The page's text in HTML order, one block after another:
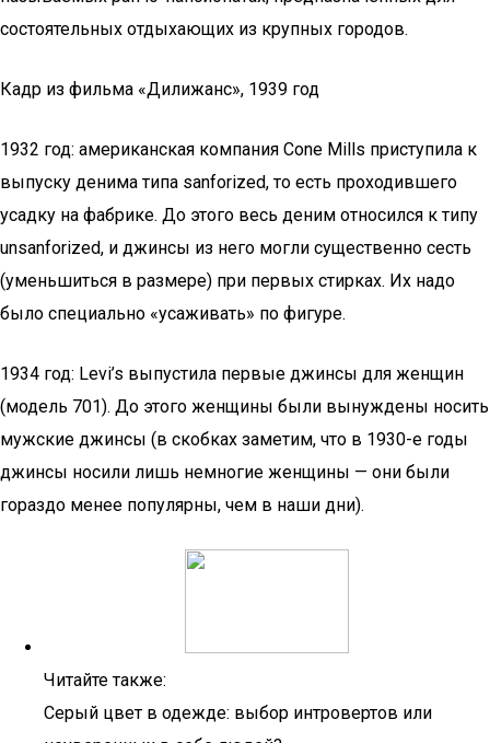
состоятельных отдыхающих из крупных городов.
Кадр из фильма «Дилижанс», 1939 год
1932 год: американская компания Cone Mills приступила к
выпуску денима типа sanforized, то есть проходившего
усадку на фабрике. До этого весь деним относился к типу
unsanforized, и джинсы из него могли существенно сесть
(уменьшиться в размере) при первых стирках. Их надо
было специально «усаживать» по фигуре.
1934 год: Levi’s выпустила первые джинсы для женщин
(модель 701). До этого женщины были вынуждены носить
мужские джинсы (в скобках заметим, что в 1930-е годы
джинсы носили лишь немногие женщины — они были
гораздо менее популярны, чем в наши дни).
Читайте также:
Серый цвет в одежде: выбор интровертов или